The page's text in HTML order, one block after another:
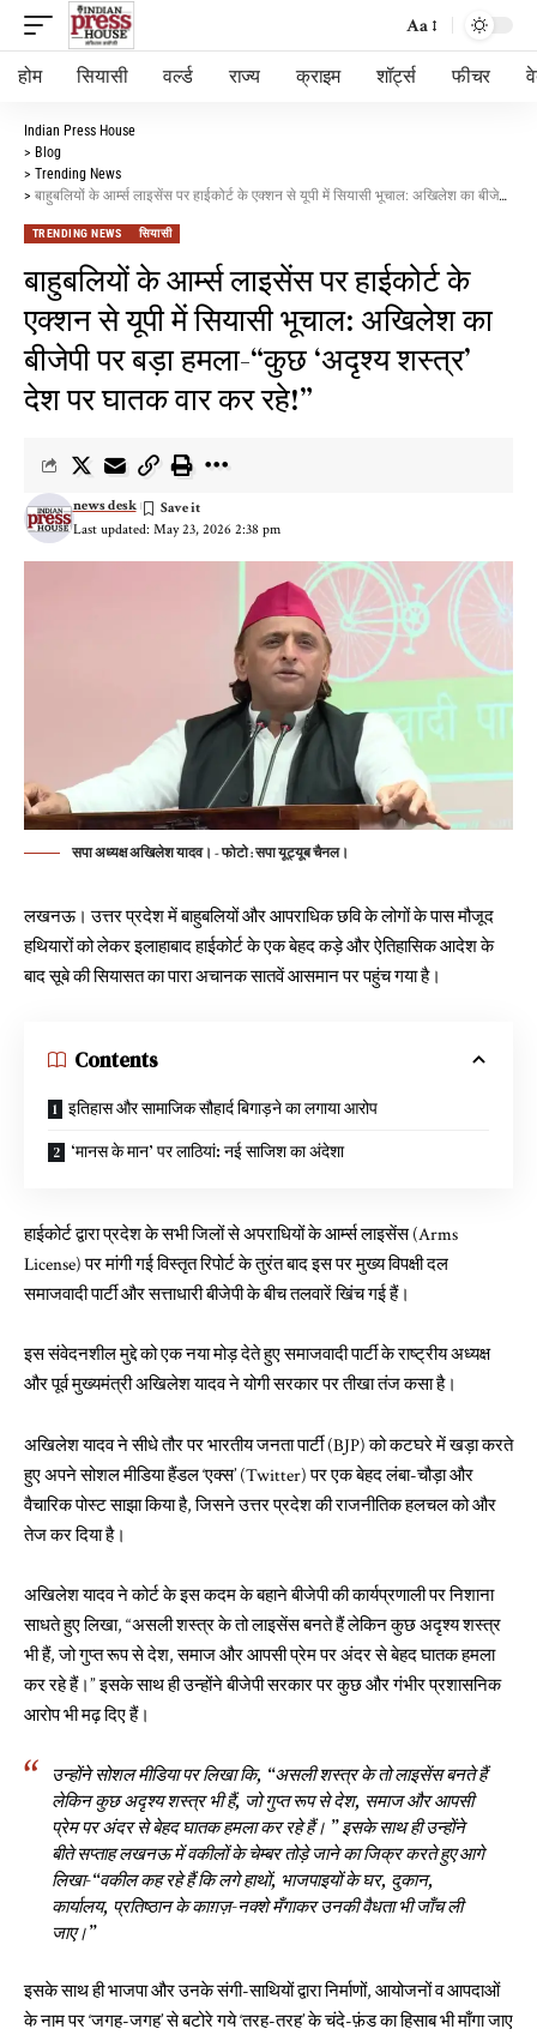
Aa
होम सियासी वर्ल्ड राज्य क्राइम शॉर्ट्स फीचर
Indian Press House
> Blog
> Trending News
> बाहुबलियों के आर्म्स लाइसेंस पर हाईकोर्ट के एक्शन से यूपी में सियासी भूचाल: अखिलेश का बीजेपी पर बड़ा हमला-“कुछ ‘अदृश्य शस्त्र’ देश पर घातक वार कर रहे!”
TRENDING NEWS सियासी
बाहुबलियों के आर्म्स लाइसेंस पर हाईकोर्ट के
एक्शन से यूपी में सियासी भूचाल: अखिलेश का
बीजेपी पर बड़ा हमला-“कुछ ‘अदृश्य शस्त्र’
देश पर घातक वार कर रहे!”
Last updated: May 23, 2026 2:38 pm
news desk
सपा अध्यक्ष अखिलेश यादव। - फोटो : सपा यूट्यूब चैनल।
लखनऊ। उत्तर प्रदेश में बाहुबलियों और आपराधिक छवि के लोगों के पास मौजूद
हथियारों को लेकर इलाहाबाद हाईकोर्ट के एक बेहद कड़े और ऐतिहासिक आदेश के
बाद सूबे की सियासत का पारा अचानक सातवें आसमान पर पहुंच गया है।
Contents
इतिहास और सामाजिक सौहार्द बिगाड़ने का लगाया आरोप
‘मानस के मान’ पर लाठियां: नई साजिश का अंदेशा
हाईकोर्ट द्वारा प्रदेश के सभी जिलों से अपराधियों के आर्म्स लाइसेंस (Arms
License) पर मांगी गई विस्तृत रिपोर्ट के तुरंत बाद इस पर मुख्य विपक्षी दल
समाजवादी पार्टी और सत्ताधारी बीजेपी के बीच तलवारें खिंच गई हैं।
इस संवेदनशील मुद्दे को एक नया मोड़ देते हुए समाजवादी पार्टी के राष्ट्रीय अध्यक्ष
और पूर्व मुख्यमंत्री अखिलेश यादव ने योगी सरकार पर तीखा तंज कसा है।
अखिलेश यादव ने सीधे तौर पर भारतीय जनता पार्टी (BJP) को कटघरे में खड़ा करते
हुए अपने सोशल मीडिया हैंडल ‘एक्स’ (Twitter) पर एक बेहद लंबा-चौड़ा और
वैचारिक पोस्ट साझा किया है, जिसने उत्तर प्रदेश की राजनीतिक हलचल को और
तेज कर दिया है।
अखिलेश यादव ने कोर्ट के इस कदम के बहाने बीजेपी की कार्यप्रणाली पर निशाना
साधते हुए लिखा, “असली शस्त्र के तो लाइसेंस बनते हैं लेकिन कुछ अदृश्य शस्त्र
भी हैं, जो गुप्त रूप से देश, समाज और आपसी प्रेम पर अंदर से बेहद घातक हमला
कर रहे हैं।” इसके साथ ही उन्होंने बीजेपी सरकार पर कुछ और गंभीर प्रशासनिक
आरोप भी मढ़ दिए हैं।
उन्होंने सोशल मीडिया पर लिखा कि, “असली शस्त्र के तो लाइसेंस बनते हैं
लेकिन कुछ अदृश्य शस्त्र भी हैं, जो गुप्त रूप से देश, समाज और आपसी
प्रेम पर अंदर से बेहद घातक हमला कर रहे हैं। ” इसके साथ ही उन्होंने
बीते सप्ताह लखनऊ में वकीलों के चेम्बर तोड़े जाने का जिक्र करते हुए आगे
लिखा-“वकील कह रहे हैं कि लगे हाथों, भाजपाइयों के घर, दुकान,
कार्यालय, प्रतिष्ठान के काग़ज़-नक्शे मँगाकर उनकी वैधता भी जाँच ली
जाए।”
इसके साथ ही भाजपा और उनके संगी-साथियों द्वारा निर्माणों, आयोजनों व आपदाओं
के नाम पर ‘जगह-जगह’ से बटोरे गये ‘तरह-तरह’ के चंदे-फ़ंड का हिसाब भी माँगा जाए